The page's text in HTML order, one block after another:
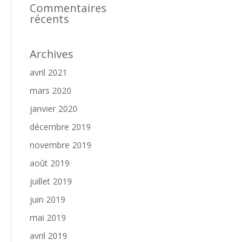
Commentaires
récents
Archives
avril 2021
mars 2020
janvier 2020
décembre 2019
novembre 2019
août 2019
juillet 2019
juin 2019
mai 2019
avril 2019